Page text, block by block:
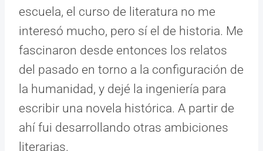
escuela, el curso de literatura no me
interesó mucho, pero sí el de historia. Me
fascinaron desde entonces los relatos
del pasado en torno a la configuración de
la humanidad, y dejé la ingeniería para
escribir una novela histórica. A partir de
ahí fui desarrollando otras ambiciones
literarias.